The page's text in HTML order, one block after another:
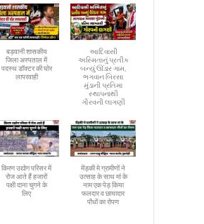
बड़वानी शासकीय
जिला अस्पताल में
पदस्थ डॉक्टर की घोर
लापरवाही
આદિવાસી
અસ્મિતાનું પ્રતીક
બન્યું ઊંડાર ગામ,
ભગવાન બિરસા
મુંડાની પ્રતિમા
સ્થાપનાથી
ગૌરવની લાગણી
किरण उद्योग परिसर में
रोज आते हैं हजारों
पक्षी दाना चुगने के
लिए
मेंड़की मे ग्रामीणों ने
उत्साह के साथ मां के
नाम एक पेड़ किया
फलदार व छायादार
पौधों का रोपण